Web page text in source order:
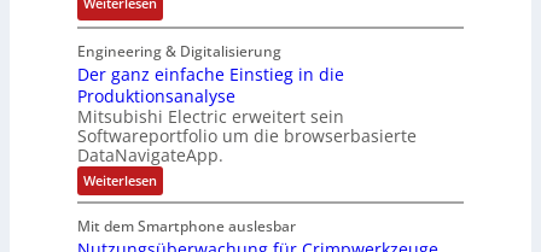
P
o
s
i
t
i
v
e
M
o
o
r
k
c
h
n
i
k
-
G
e
s
h
u
l
t
S
y
s
t
è
m
s
N
e
u
e
r
V
e
r
t
r
Engineering & Digitalisierung
Der ganz einfache Einstieg in die
Produktionsanalyse
Mitsubishi Electric erweitert sein
Softwareportfolio um die browserbasierte
DataNavigateApp.
Weiterlesen:
D
r
g
Mit dem Smartphone auslesbar